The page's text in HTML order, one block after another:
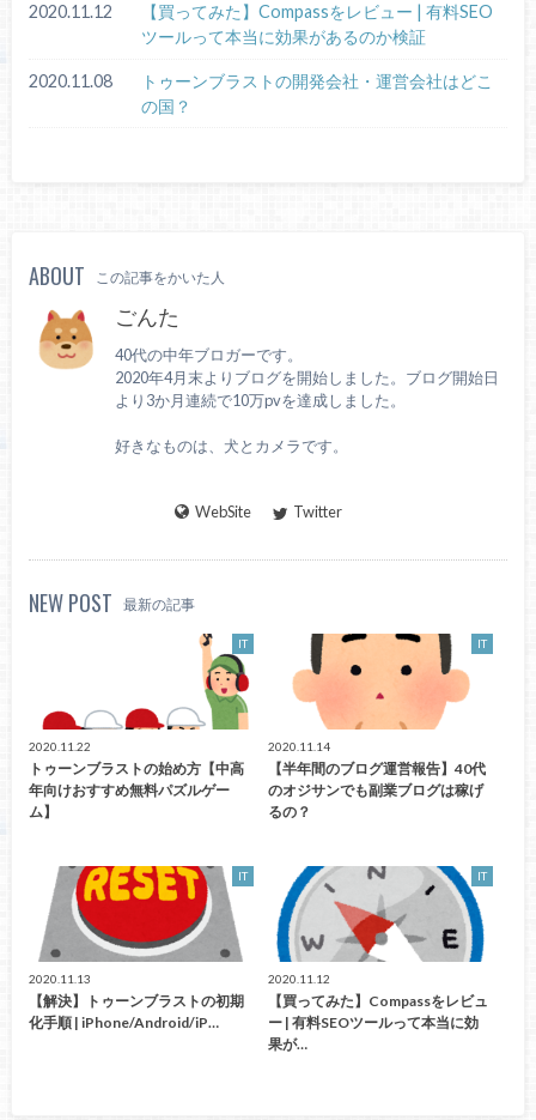
2020.11.12
【買ってみた】Compassをレビュー | 有料SEO
ツールって本当に効果があるのか検証
2020.11.08
トゥーンブラストの開発会社・運営会社はどこ
の国？
ABOUT この記事をかいた人
ごんた
40代の中年ブロガーです。
2020年4月末よりブログを開始しました。ブログ開始日
より3か月連続で10万pvを達成しました。
好きなものは、犬とカメラです。
WebSite Twitter
NEW POST 最新の記事
IT
2020.11.22
トゥーンブラストの始め方【中高
年向けおすすめ無料パズルゲー
ム】
IT
2020.11.14
【半年間のブログ運営報告】40代
のオジサンでも副業ブログは稼げ
るの？
IT
2020.11.13
【解決】トゥーンブラストの初期
化手順 | iPhone/Android/iP…
IT
2020.11.12
【買ってみた】Compassをレビュ
ー | 有料SEOツールって本当に効
果が…